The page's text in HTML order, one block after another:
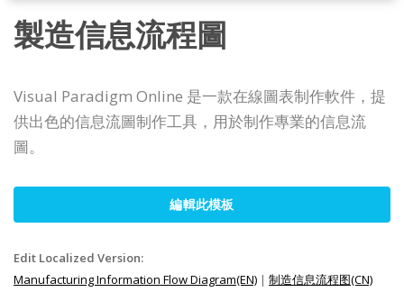
製造信息流程圖
Visual Paradigm Online 是一款在線圖表制作軟件，提
供出色的信息流圖制作工具，用於制作專業的信息流
圖。
編輯此模板
Edit Localized Version:
Manufacturing Information Flow Diagram(EN) | 制造信息流程图(CN)